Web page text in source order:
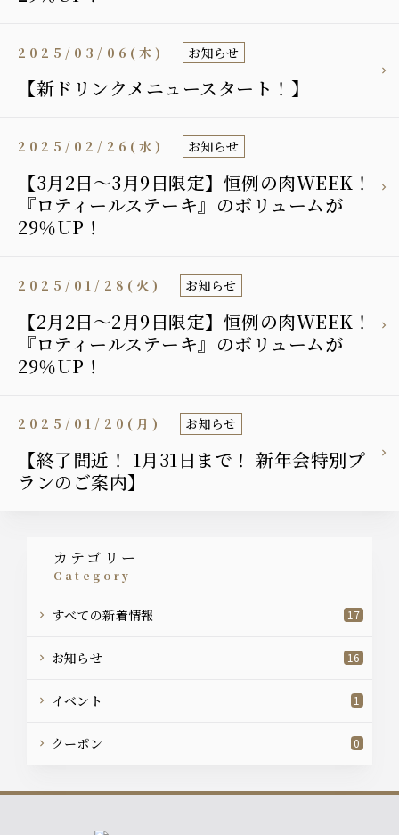
【新ドリンクメニュースタート！】
2025/03/06(木) お知らせ
【3月2日〜3月9日限定】恒例の肉WEEK！
『ロティールステーキ』のボリュームが
29％UP！
2025/02/26(水) お知らせ
【2月2日〜2月9日限定】恒例の肉WEEK！
『ロティールステーキ』のボリュームが
29％UP！
2025/01/28(火) お知らせ
【終了間近！ 1月31日まで！ 新年会特別プ
ランのご案内】
2025/01/20(月) お知らせ
カテゴリー
category
すべての新着情報 17
お知らせ 16
イベント 1
クーポン 0